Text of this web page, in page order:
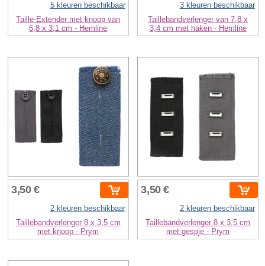
5 kleuren beschikbaar
Taille-Extender met knoop van
6,8 x 3,1 cm - Hemline
3 kleuren beschikbaar
Taillebandverlenger van 7,8 x
3,4 cm met haken - Hemline
3,50 €
2 kleuren beschikbaar
Taillebandverlenger 8 x 3,5 cm
met knoop - Prym
3,50 €
2 kleuren beschikbaar
Taillebandverlenger 8 x 3,5 cm
met gespje - Prym